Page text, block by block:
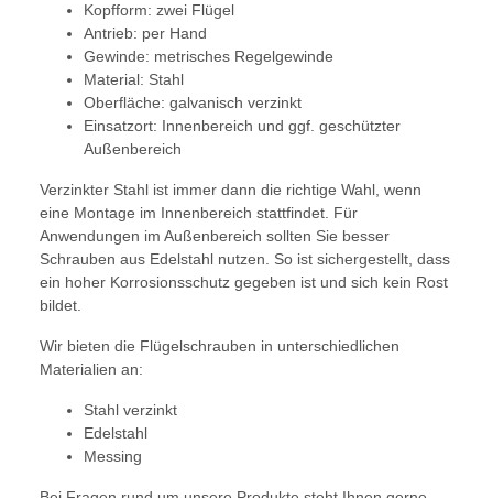
Kopfform: zwei Flügel
Antrieb: per Hand
Gewinde: metrisches Regelgewinde
Material: Stahl
Oberfläche: galvanisch verzinkt
Einsatzort: Innenbereich und ggf. geschützter
Außenbereich
Verzinkter Stahl ist immer dann die richtige Wahl, wenn
eine Montage im Innenbereich stattfindet. Für
Anwendungen im Außenbereich sollten Sie besser
Schrauben aus Edelstahl nutzen. So ist sichergestellt, dass
ein hoher Korrosionsschutz gegeben ist und sich kein Rost
bildet.
Wir bieten die Flügelschrauben in unterschiedlichen
Materialien an:
Stahl verzinkt
Edelstahl
Messing